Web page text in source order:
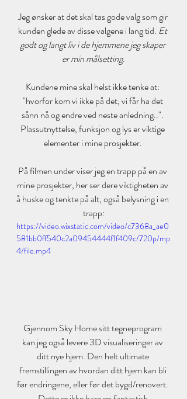
Jeg ønsker at det skal tas gode valg som gir
kunden glede av disse valgene i lang tid. Et
godt og langt liv i de hjemmene jeg skaper
er min målsetting.
Kundene mine skal helst ikke tenke at:
"hvorfor kom vi ikke på det, vi får ha det
sånn nå og endre ved neste anledning..".
Plassutnyttelse, funksjon og lys er viktige
elementer i mine prosjekter.
På filmen under viser jeg en trapp på en av
mine prosjekter, her ser dere viktigheten av
å huske og tenkte på alt, også belysning i en
trapp:
https://video.wixstatic.com/video/c7368a_ae0
581bb0ff540c2a09454444f1f409c/720p/mp
4/file.mp4
Gjennom Sky Home sitt tegneprogram
kan jeg også levere 3D visualiseringer av
ditt nye hjem. Den helt ultimate
fremstillingen av hvordan ditt hjem kan bli
før endringene, eller før det bygd/renovert.